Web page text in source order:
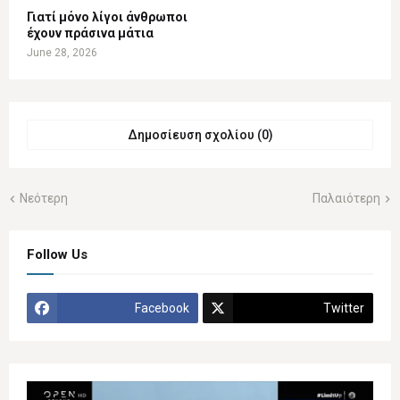
Γιατί μόνο λίγοι άνθρωποι
έχουν πράσινα μάτια
June 28, 2026
Δημοσίευση σχολίου (0)
Νεότερη Παλαιότερη
Follow Us
Facebook Twitter